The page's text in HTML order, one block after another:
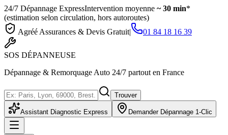
24/7 Dépannage ExpressIntervention moyenne ~ 30 min*
(estimation selon circulation, hors autoroutes)
Agréé Assurances & Devis Gratuit| 01 84 18 16 39
SOS DÉPANNEUSE
Dépannage & Remorquage Auto 24/7 partout en France
Trouver
Assistant Diagnostic Express Demander Dépannage 1-Clic